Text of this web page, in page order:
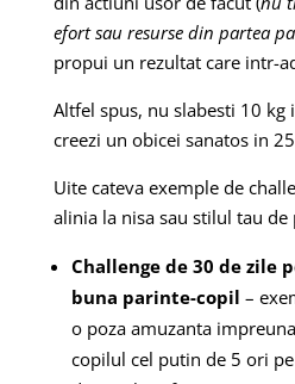
efort sau resurse din partea
propui un rezultat care intr-
Altfel spus, nu slabesti 10 kg
creezi un obicei sanatos in
Uite cateva exemple de
alinia la nisa sau stilul tau
Challenge de 30 de zile
buna parinte-copil –
o poza amuzanta
copilul cel putin de 5 ori